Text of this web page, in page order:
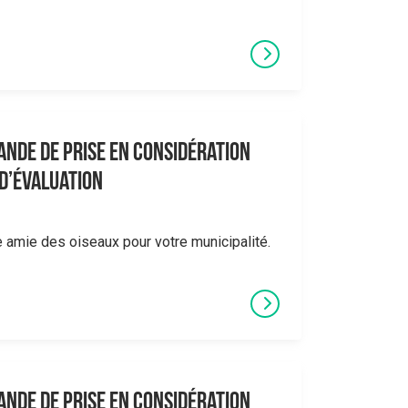
de prise en considération
des oiseaux pour votre municipalité.